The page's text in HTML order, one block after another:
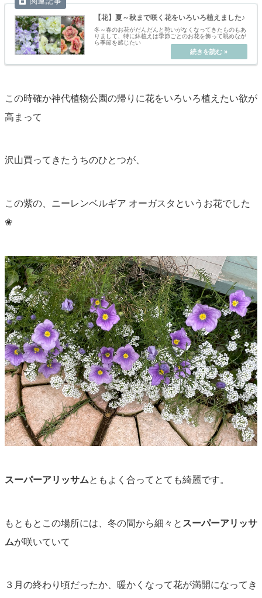
【花】夏～秋まで咲く花をいろいろ植えました♪
冬～春のお花がだんだんと勢いがなくなってきたものもあ
りまして、特に鉢植えは季節ごとのお花を飾って眺めなが
ら季節を感じたい
この時確か神代植物公園の帰りに花をいろいろ植えたい欲が
高まって
沢山買ってきたうちのひとつが、
この紫の、ニーレンベルギア オーガスタというお花でした
❀
スーパーアリッサムともよく合ってとても綺麗です。
もともとこの場所には、冬の間から細々と スーパーアリッサ
ムが咲いていて
３月の終わり頃だったか、暖かくなって花が満開になってき